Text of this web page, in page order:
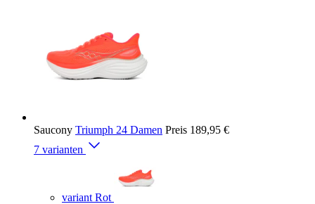
Saucony Triumph 24 Damen Preis 189,95 €
7 varianten
variant Rot